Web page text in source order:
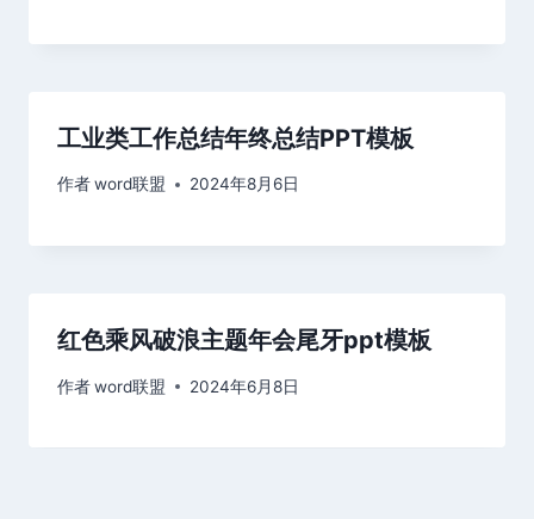
工业类工作总结年终总结PPT模板
作者word联盟 2024年8月6日
红色乘风破浪主题年会尾牙ppt模板
作者word联盟 2024年6月8日